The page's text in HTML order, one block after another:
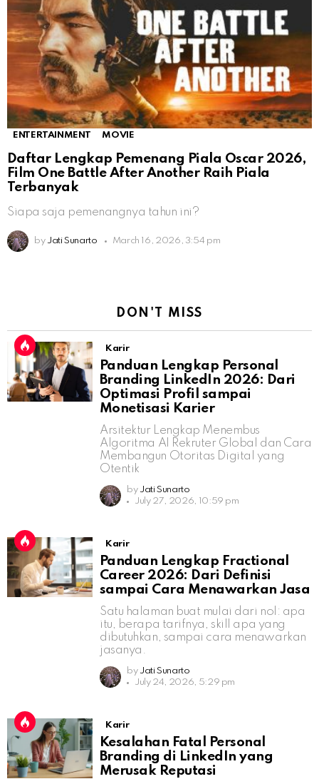
ENTERTAINMENT MOVIE
Daftar Lengkap Pemenang Piala Oscar 2026,
Film One Battle After Another Raih Piala
Terbanyak
Siapa saja pemenangnya tahun ini?
by Jati Sunarto March 16, 2026, 3:54 pm
DON'T MISS
Karir
Panduan Lengkap Personal
Branding LinkedIn 2026: Dari
Optimasi Profil sampai
Monetisasi Karier
Arsitektur Lengkap Menembus
Algoritma AI Rekruter Global dan Cara
Membangun Otoritas Digital yang
Otentik
by Jati Sunarto
July 27, 2026, 10:59 pm
Karir
Panduan Lengkap Fractional
Career 2026: Dari Definisi
sampai Cara Menawarkan Jasa
Satu halaman buat mulai dari nol: apa
itu, berapa tarifnya, skill apa yang
dibutuhkan, sampai cara menawarkan
jasanya.
by Jati Sunarto
July 24, 2026, 5:29 pm
Karir
Kesalahan Fatal Personal
Branding di LinkedIn yang
Merusak Reputasi